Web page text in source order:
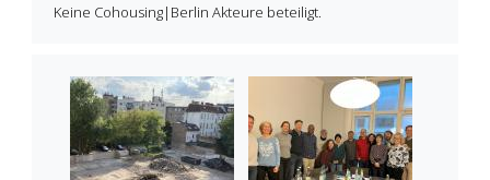
Keine Cohousing|Berlin Akteure beteiligt.